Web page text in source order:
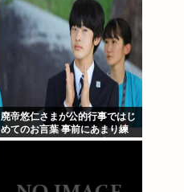
廃帝悠仁さまが公的行事ではじ
めてのお言葉 事前にあまり練
習してないっぽい。滑舌悪いし